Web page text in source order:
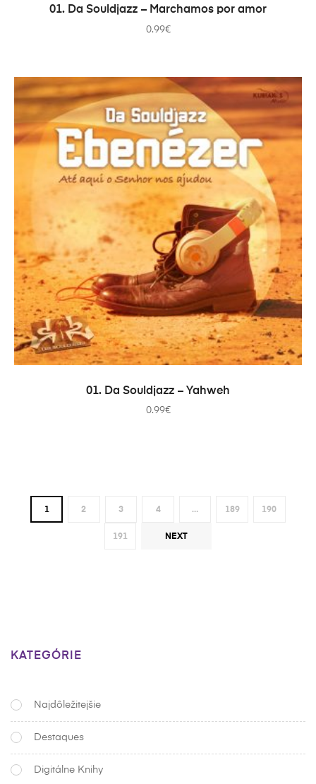
PRIDAŤ DO KOŠÍKA
01. Da Souldjazz – Marchamos por amor
0.99€
PRIDAŤ DO KOŠÍKA
01. Da Souldjazz – Yahweh
0.99€
1 2 3 4 … 189 190
191 NEXT
KATEGÓRIE
Najdôležitejšie
Destaques
Digitálne Knihy